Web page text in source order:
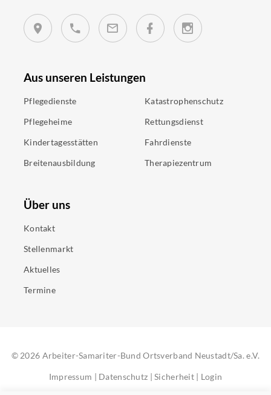
Aus unseren Leistungen
Pflegedienste
Pflegeheime
Kindertagesstätten
Breitenausbildung
Katastrophenschutz
Rettungsdienst
Fahrdienste
Therapiezentrum
Über uns
Kontakt
Stellenmarkt
Aktuelles
Termine
© 2026 Arbeiter-Samariter-Bund Ortsverband Neustadt/Sa. e.V.
Impressum | Datenschutz | Sicherheit | Login